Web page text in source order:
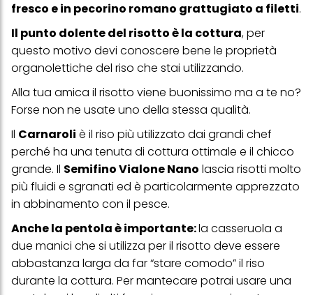
fresco e in pecorino romano grattugiato a filetti.
Il punto dolente del risotto è la cottura, per
questo motivo devi conoscere bene le proprietà
organolettiche del riso che stai utilizzando.
Alla tua amica il risotto viene buonissimo ma a te no?
Forse non ne usate uno della stessa qualità.
Il Carnaroli è il riso più utilizzato dai grandi chef
perché ha una tenuta di cottura ottimale e il chicco
grande. Il Semifino Vialone Nano lascia risotti molto
più fluidi e sgranati ed è particolarmente apprezzato
in abbinamento con il pesce.
Anche la pentola è importante:la casseruola a
due manici che si utilizza per il risotto deve essere
abbastanza larga da far “stare comodo” il riso
durante la cottura. Per mantecare potrai usare una
clic su "modifica" di seguito".
Se fai clic su "Modifica" potrai trovare maggiori informazioni sul
trattamento dei tuoi dati / sull'uso dei cookie e consentirli per uno o
più degli scopi sopra menzionati. Cliccando su "Accetta tutto",
acconsenti all'uso dei cookie e al trattamento dei tuoi dati
verranno utilizzati solo i cookie tecnicamente necessari per fornirti
questo sito web.